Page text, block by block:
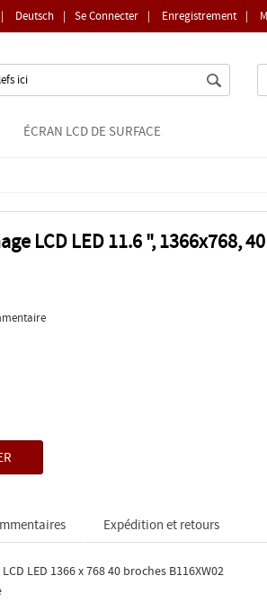
Se Connecter | Enregistrement |
| Deutsch |
ÉCRAN LCD DE SURFACE
LCD LED 11.6 ", 1366x768, 40
Expédition et retours
LED 1366 x 768 40 broches B116XW02